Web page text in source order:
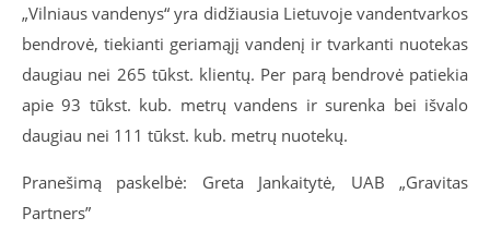
„Vilniaus vandenys“ yra didžiausia Lietuvoje vandentvarkos
bendrovė, tiekianti geriamąjį vandenį ir tvarkanti nuotekas
daugiau nei 265 tūkst. klientų. Per parą bendrovė patiekia
apie 93 tūkst. kub. metrų vandens ir surenka bei išvalo
daugiau nei 111 tūkst. kub. metrų nuotekų.
Pranešimą paskelbė: Greta Jankaitytė, UAB „Gravitas
Partners”